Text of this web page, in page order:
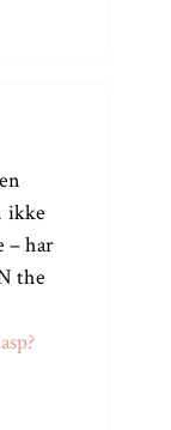
ikke
– har
the